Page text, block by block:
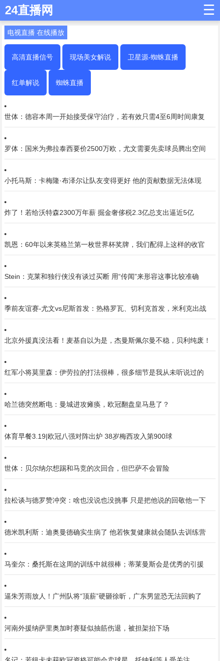
24直播网 ☰
电视直播 在线播放
高清直播信号 现场美女解说 卫星源-蜘蛛直播
红单解说 蜘蛛直播
世体：德容本周一开始接受保守治疗，若有效只需4至6周时间康复
罗体：国米为弗拉泰西要价2500万欧，尤文需要先卖球员腾出空间
小托马斯：卡梅隆·布泽尔让队友变得更好 他的贡献数据无法体现
炸了！若给沃特森2300万年薪 掘金奢侈税2.3亿总支出逼近5亿
凯恩：60年以来英格兰第一枚世界杯奖牌，我们配得上这样的收官
Stein：克莱和独行侠没有谈过买断 用“传闻”来形容这事比较准确
季前友谊赛-尤文vs尼斯首发：热格罗瓦、切利克首发，米利克出战
北京外援真没法看！麦基自以为是，杰曼斯佩尔曼不稳，贝利纯废！
红军小将莫里森：伊劳拉的打法很棒，很多细节是我从未听说过的
哈兰德突然断电：曼城进攻瘫痪，欧冠翻盘皇马悬了？
体育早餐3.19|欧冠八强对阵出炉 38岁梅西攻入第900球
世体：贝尔纳尔想踢和马竞的次回合，但巴萨不会冒险
拉松谈与德罗赞冲突：啥也没说也没挑事 只是把他说的回敬他一下
德米凯利斯：迪奥曼德确实生病了 他若恢复健康就会随队去训练营
马奎尔：桑托斯在这周的训练中就很棒；蒂莱曼斯会是优秀的引援
逼朱芳雨放人！广州队将“顶薪”硬砸徐昕，广东男篮恐无法回购了
河南外援纳萨里奥加时赛疑似抽筋伤退，被担架抬下场